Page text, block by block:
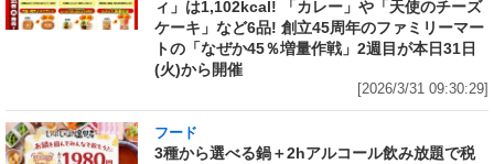
ィ」は1,102kcal! 「カレー」や「天使のチーズ
ケーキ」など6品! 創立45周年のファミリーマー
トの「なぜか45％増量作戦」2週目が本日31日
(火)から開催
[2026/3/31 09:30:29]
フード
3種から選べる鍋＋2hアルコール飲み放題で税